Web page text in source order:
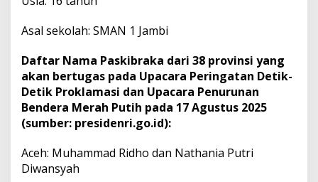
Asal sekolah: SMAN 1 Jambi
Daftar Nama Paskibraka dari 38 provinsi yang
akan bertugas pada Upacara Peringatan Detik-
Detik Proklamasi dan Upacara Penurunan
Bendera Merah Putih pada 17 Agustus 2025
(sumber: presidenri.go.id):
Aceh: Muhammad Ridho dan Nathania Putri
Diwansyah